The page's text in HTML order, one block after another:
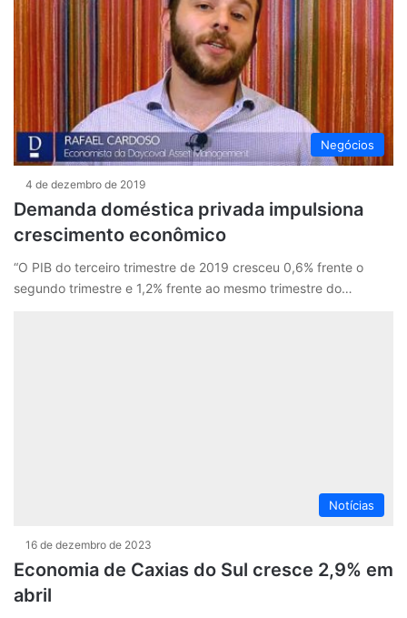
Negócios
4 de dezembro de 2019
Demanda doméstica privada impulsiona
crescimento econômico
“O PIB do terceiro trimestre de 2019 cresceu 0,6% frente o
segundo trimestre e 1,2% frente ao mesmo trimestre do…
Notícias
16 de dezembro de 2023
Economia de Caxias do Sul cresce 2,9% em
abril